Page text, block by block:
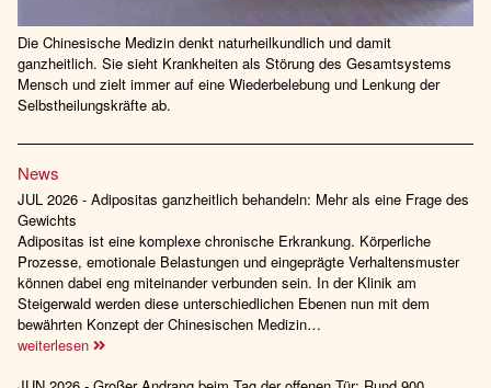
Die Chinesische Medizin denkt naturheilkundlich und damit
ganzheitlich. Sie sieht Krankheiten als Störung des Gesamtsystems
Mensch und zielt immer auf eine Wiederbelebung und Lenkung der
Selbstheilungskräfte ab.
News
JUL 2026 - Adipositas ganzheitlich behandeln: Mehr als eine Frage des
Gewichts
Adipositas ist eine komplexe chronische Erkrankung. Körperliche
Prozesse, emotionale Belastungen und eingeprägte Verhaltensmuster
können dabei eng miteinander verbunden sein. In der Klinik am
Steigerwald werden diese unterschiedlichen Ebenen nun mit dem
bewährten Konzept der Chinesischen Medizin…
weiterlesen